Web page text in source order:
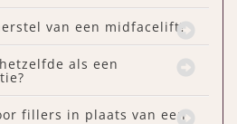
van een midfacelift?
als een
fillers in plaats van een